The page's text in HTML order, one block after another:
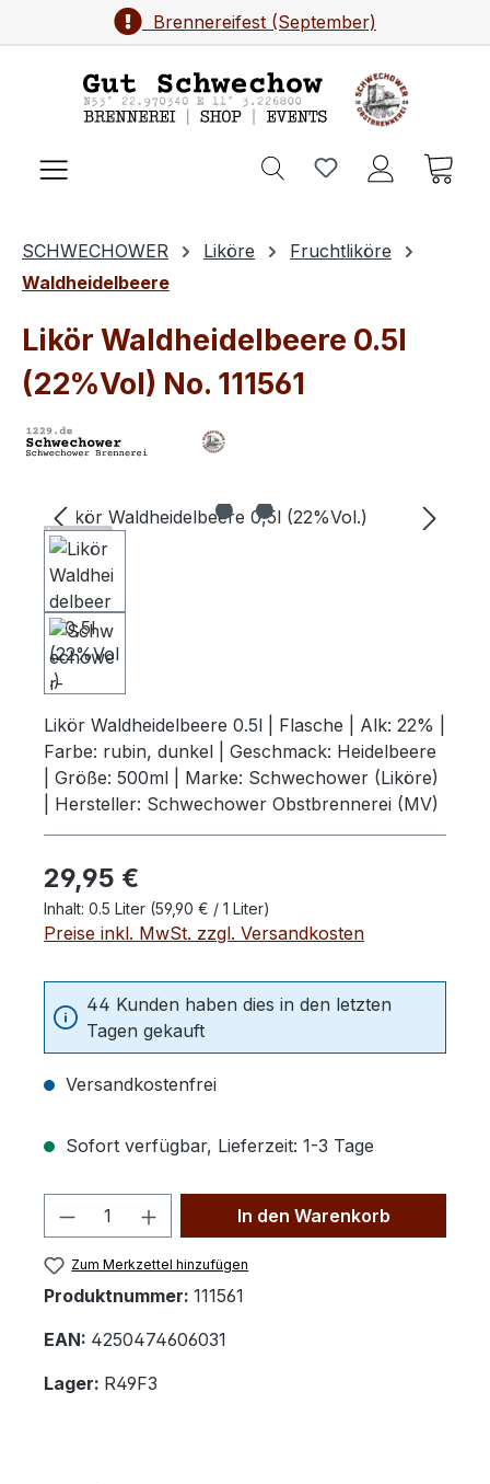
Zum Hauptinhalt springenBrennereifest (September)
SCHWECHOWER Liköre
Fruchtliköre
Waldheidelbeere
Likör Waldheidelbeere 0.5l
(22%Vol) No. 111561
Bildergalerie überspringen
159 ..
Schwechower
Likör Waldheidelbeere 0.5l | Flasche | Alk: 22% |
Farbe: rubin, dunkel | Geschmack: Heidelbeere
| Größe: 500ml | Marke: Schwechower (Liköre)
| Hersteller: Schwechower Obstbrennerei (MV)
Regulärer Preis:
29,95 €
Inhalt: 0.5 Liter (59,90 € / 1 Liter)
Preise inkl. MwSt. zzgl. Versandkosten
44 Kunden haben dies in den letzten
Tagen gekauft
Versandkostenfrei
Sofort verfügbar, Lieferzeit: 1-3 Tage
Produkt Anzahl: Gib den
In den Warenkorb
Zum Merkzettel hinzufügen
Produktnummer: 111561
EAN: 4250474606031
Lager: R49F3